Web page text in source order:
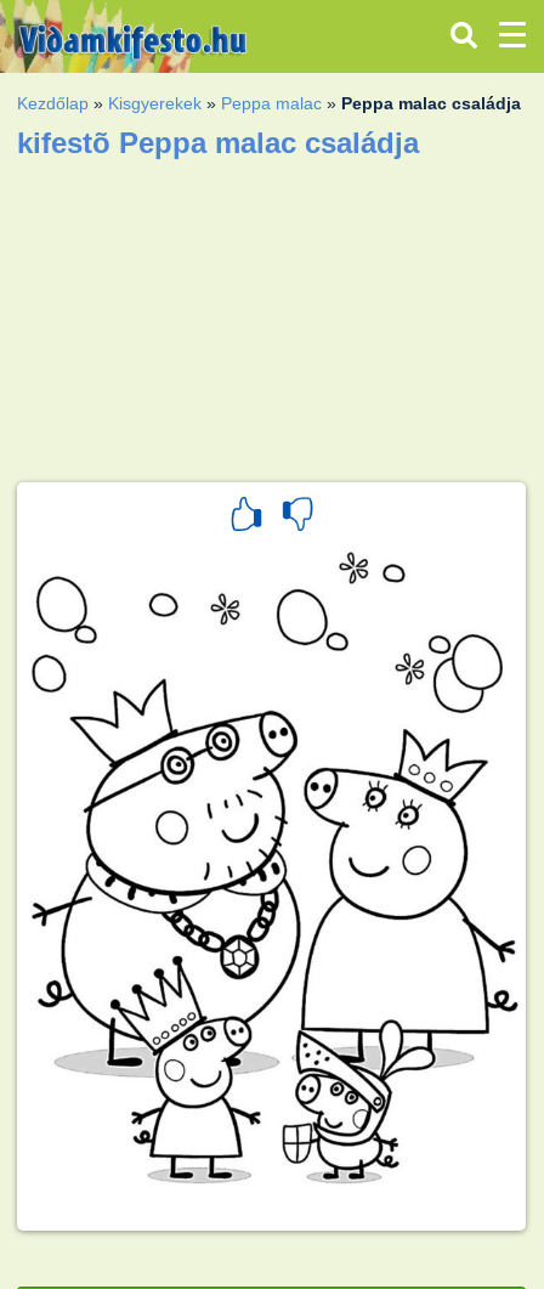
Kezdőlap » Kisgyerekek » Peppa malac » Peppa malac családja
kifestõ Peppa malac családja